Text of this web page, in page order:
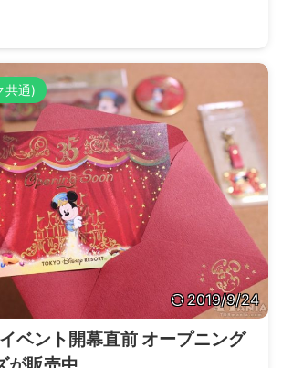
共通)
2019/9/24
ベント開幕直前 オープニング